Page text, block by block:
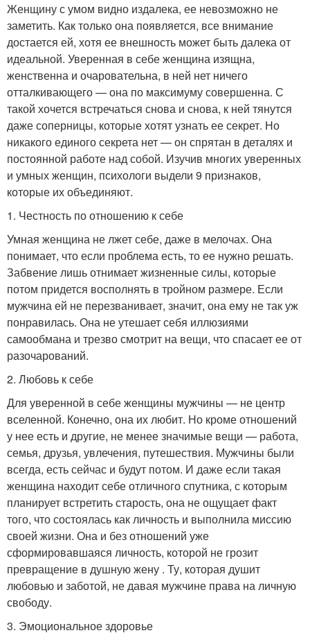
Женщину с умом видно издалека, ее невозможно не
заметить. Как только она появляется, все внимание
достается ей, хотя ее внешность может быть далека от
идеальной. Уверенная в себе женщина изящна,
женственна и очаровательна, в ней нет ничего
отталкивающего — она по максимуму совершенна. С
такой хочется встречаться снова и снова, к ней тянутся
даже соперницы, которые хотят узнать ее секрет. Но
никакого единого секрета нет — он спрятан в деталях и
постоянной работе над собой. Изучив многих уверенных
и умных женщин, психологи выдели 9 признаков,
которые их объединяют.
1. Честность по отношению к себе
Умная женщина не лжет себе, даже в мелочах. Она
понимает, что если проблема есть, то ее нужно решать.
Забвение лишь отнимает жизненные силы, которые
потом придется восполнять в тройном размере. Если
мужчина ей не перезванивает, значит, она ему не так уж
понравилась. Она не утешает себя иллюзиями
самообмана и трезво смотрит на вещи, что спасает ее от
разочарований.
2. Любовь к себе
Для уверенной в себе женщины мужчины — не центр
вселенной. Конечно, она их любит. Но кроме отношений
у нее есть и другие, не менее значимые вещи — работа,
семья, друзья, увлечения, путешествия. Мужчины были
всегда, есть сейчас и будут потом. И даже если такая
женщина находит себе отличного спутника, с которым
планирует встретить старость, она не ощущает факт
того, что состоялась как личность и выполнила миссию
своей жизни. Она и без отношений уже
сформировавшаяся личность, которой не грозит
превращение в душную жену . Ту, которая душит
любовью и заботой, не давая мужчине права на личную
свободу.
3. Эмоциональное здоровье